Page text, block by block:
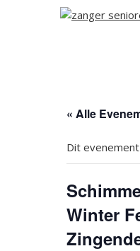
« Alle
Dit
Winter